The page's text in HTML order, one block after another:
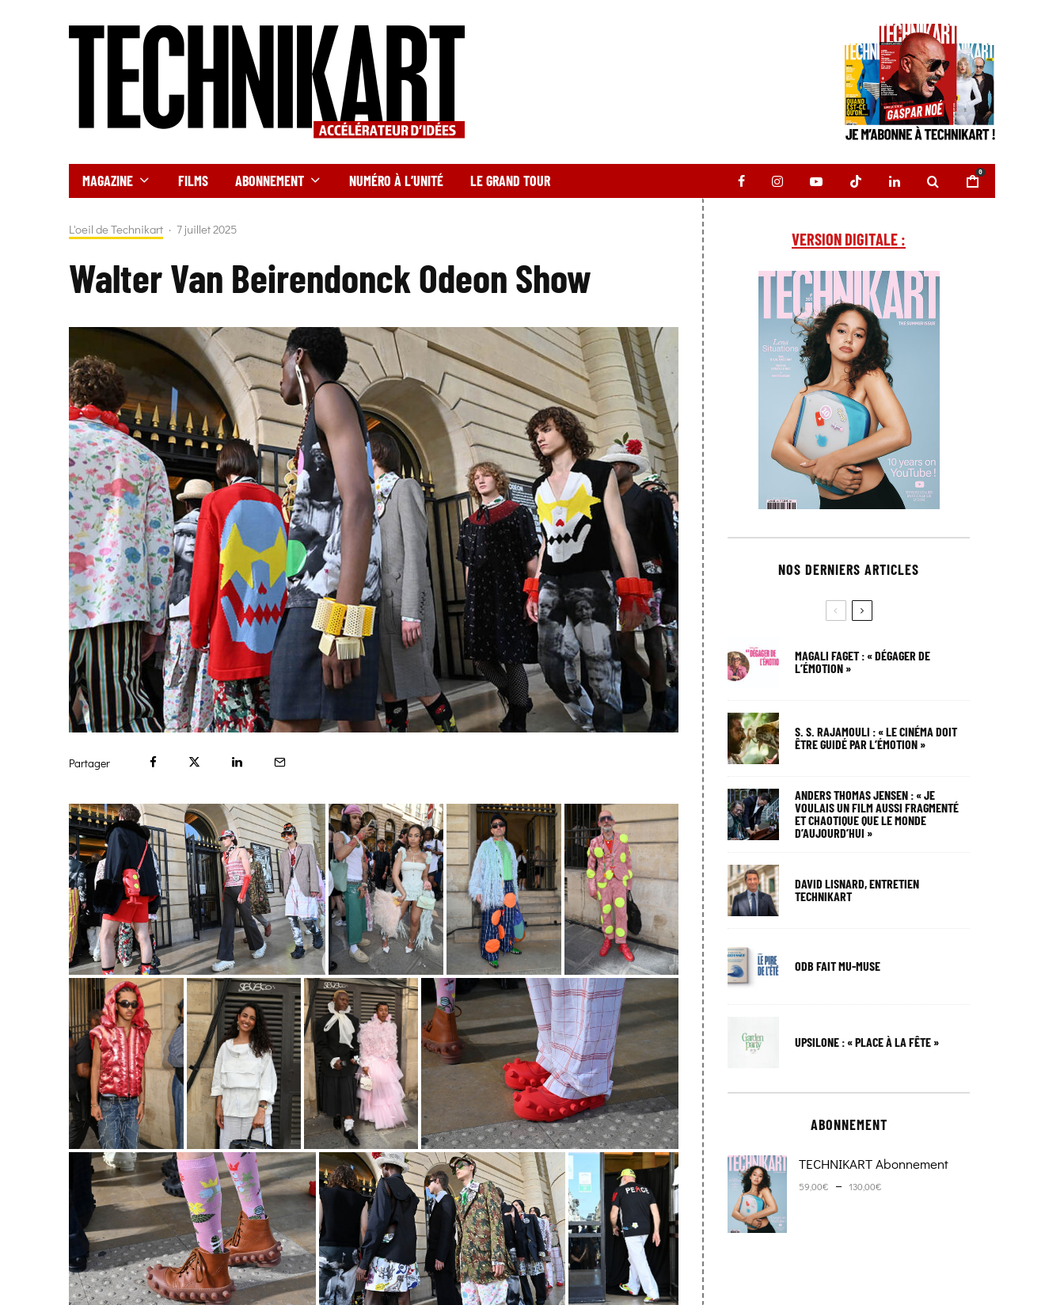
MAGAZINE FILMS ABONNEMENT NUMÉRO À L’UNITÉ LE GRAND TOUR 0
L'oeil de Technikart · 7 juillet 2025
Walter Van Beirendonck Odeon Show
Partager
VERSION DIGITALE :
NOS DERNIERS ARTICLES
MAGALI FAGET : « DÉGAGER DE
L’ÉMOTION »
S. S. RAJAMOULI : « LE CINÉMA DOIT
ÊTRE GUIDÉ PAR L’ÉMOTION »
ANDERS THOMAS JENSEN : « JE
VOULAIS UN FILM AUSSI FRAGMENTÉ
ET CHAOTIQUE QUE LE MONDE
D’AUJOURD’HUI »
DAVID LISNARD, ENTRETIEN
TECHNIKART
ODB FAIT MU-MUSE
UPSILONE : « PLACE À LA FÊTE »
ABONNEMENT
TECHNIKART Abonnement
59,00€ – 130,00€